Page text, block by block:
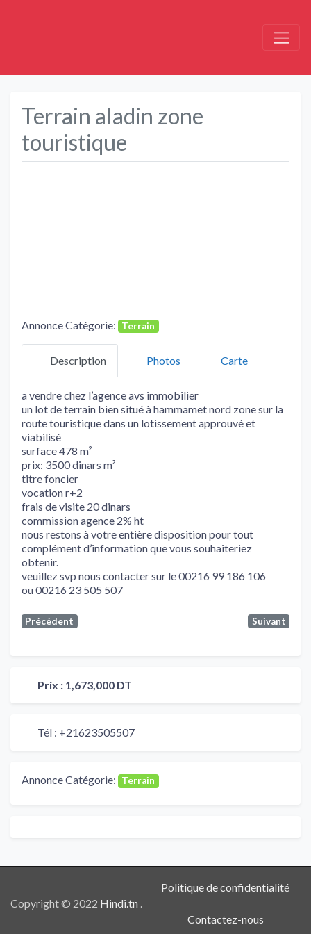
Terrain aladin zone
touristique
Annonce Catégorie: Terrain
Description Photos Carte
a vendre chez l’agence avs immobilier
un lot de terrain bien situé à hammamet nord zone sur la
route touristique dans un lotissement approuvé et
viabilisé
surface 478 m²
prix: 3500 dinars m²
titre foncier
vocation r+2
frais de visite 20 dinars
commission agence 2% ht
nous restons à votre entière disposition pour tout
complément d’information que vous souhaiteriez
obtenir.
veuillez svp nous contacter sur le 00216 99 186 106
ou 00216 23 505 507
Précédent Suivant
Prix : 1,673,000 DT
Tél : +21623505507
Annonce Catégorie: Terrain
Copyright © 2022 Hindi.tn .
Politique de confidentialité
Contactez-nous